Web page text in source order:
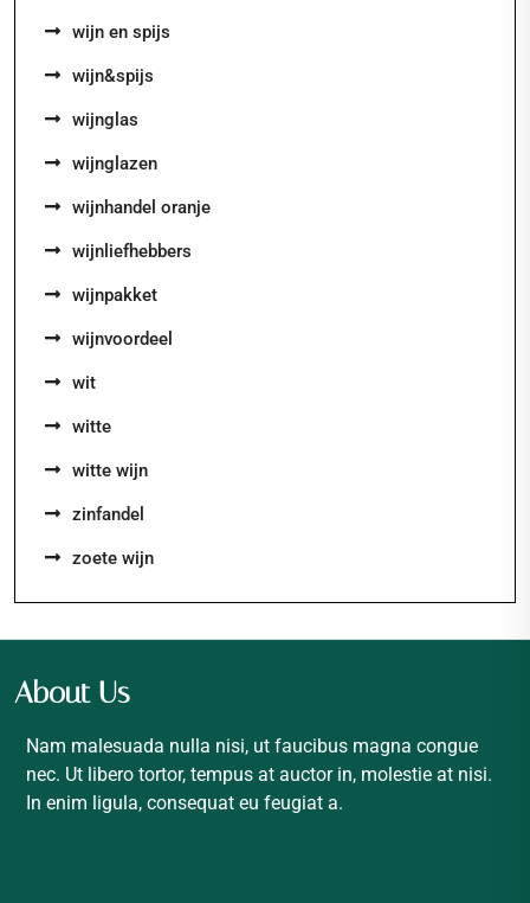
wijn en spijs
wijn&spijs
wijnglas
wijnglazen
wijnhandel oranje
wijnliefhebbers
wijnpakket
wijnvoordeel
wit
witte
witte wijn
zinfandel
zoete wijn
About Us
Nam malesuada nulla nisi, ut faucibus magna congue
nec. Ut libero tortor, tempus at auctor in, molestie at nisi.
In enim ligula, consequat eu feugiat a.